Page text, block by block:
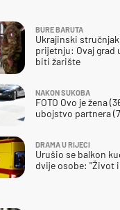
BURE BARUTA
Ukrajinski
prijetnju: Ovaj grad
biti žarište
NAKON SUKOBA
FOTO Ovo je žena
ubojstvo partnera
DRAMA U RIJECI
Urušio se balkon
dvije osobe: "Život